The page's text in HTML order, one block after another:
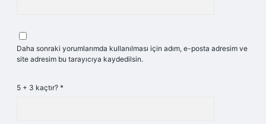
Daha sonraki yorumlarımda kullanılması için adım, e-posta adresim ve
site adresim bu tarayıcıya kaydedilsin.
5 + 3 kaçtır? *